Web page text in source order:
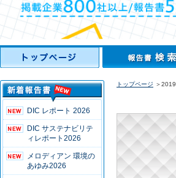
DIC レポート 2026
DIC サステナビリテ
ィレポート2026
メロディアン 環境の
あゆみ2026
トップページ ＞